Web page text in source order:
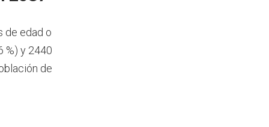
de edad o
%) y 2440
de